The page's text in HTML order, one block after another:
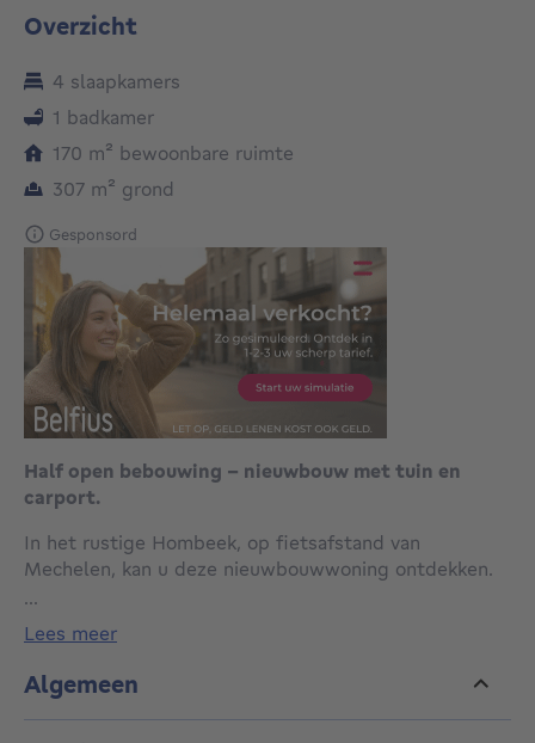
Overzicht
4 slaapkamers
1 badkamer
170 m² vierkante meters
bewoonbare ruimte
307 m² vierkante meters
grond
Gesponsord
Half open bebouwing - nieuwbouw met tuin en
carport.
In het rustige Hombeek, op fietsafstand van
Mechelen, kan u deze nieuwbouwwoning ontdekken.
vertrekken van deze woning.
Op het gelijkvloers komt u binnen in de zeer ruime
inkomhal die toegang verschaft aan de praktische
berging en een eerste, apart toilet. De ruime keuken
met een kookeiland biedt veel opbergmogelijkheden
...
lees meer
Algemeen